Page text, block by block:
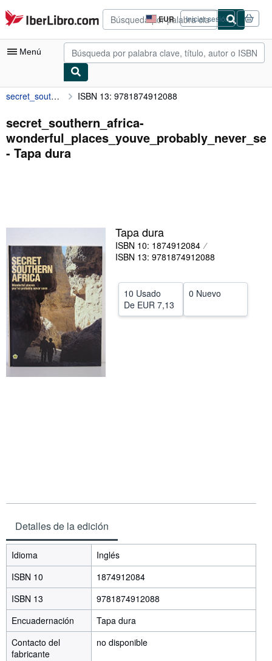
Pasar al contenido principal
IberLibro.com EUR
Preferencias
de
compra
del
Iniciar sesión
Menú
Mi cuenta
Consultar mis pedidos
Búsqueda avanzada
Colecciones
Vendedores
Comenzar a vender
Ayuda
CERRAR
secret_southern_africa-wonderful_places_youve_probably_never_seen ISBN 13: 9781874912088
secret_southern_africa-
- Tapa dura
Tapa dura
ISBN 10: 1874912084
ISBN 13: 9781874912088
10 Usado
De EUR 7,13
0 Nuevo
Detalles de la edición
Idioma
Inglés
ISBN 10
1874912084
ISBN 13
9781874912088
Encuadernación
Tapa dura
Contacto del
fabricante
no disponible